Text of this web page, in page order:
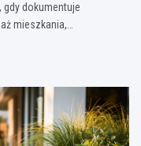
gdy dokumentuje
mieszkania,…